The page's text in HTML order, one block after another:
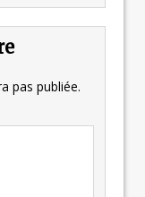
pas publiée.